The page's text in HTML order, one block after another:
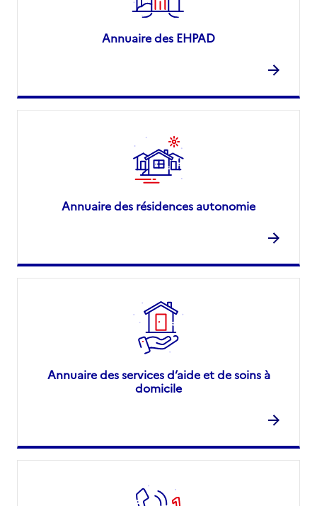
Annuaire des EHPAD
Annuaire des résidences autonomie
Annuaire des services d’aide et de soins à
domicile